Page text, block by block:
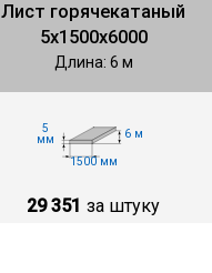
Лист горячекатаный
5х1500х6000
Длина: 6 м
5
мм
6 м
1500 мм
29 351 за штуку